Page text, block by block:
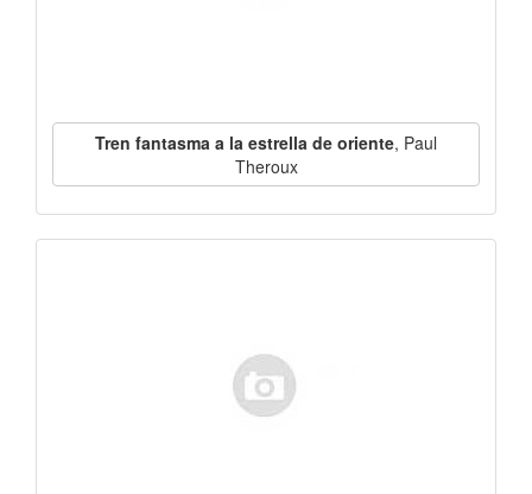
Tren fantasma a la estrella de oriente, Paul
Theroux